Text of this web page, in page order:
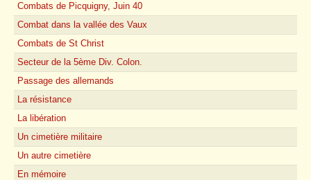
Combats de Picquigny, Juin 40
Combat dans la vallée des Vaux
Combats de St Christ
Secteur de la 5ème Div. Colon.
Passage des allemands
La résistance
La libération
Un cimetière militaire
Un autre cimetière
En mémoire